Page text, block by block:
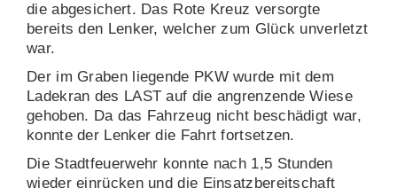
die abgesichert. Das Rote Kreuz versorgte
bereits den Lenker, welcher zum Glück unverletzt
war.
Der im Graben liegende PKW wurde mit dem
Ladekran des LAST auf die angrenzende Wiese
gehoben. Da das Fahrzeug nicht beschädigt war,
konnte der Lenker die Fahrt fortsetzen.
Die Stadtfeuerwehr konnte nach 1,5 Stunden
wieder einrücken und die Einsatzbereitschaft